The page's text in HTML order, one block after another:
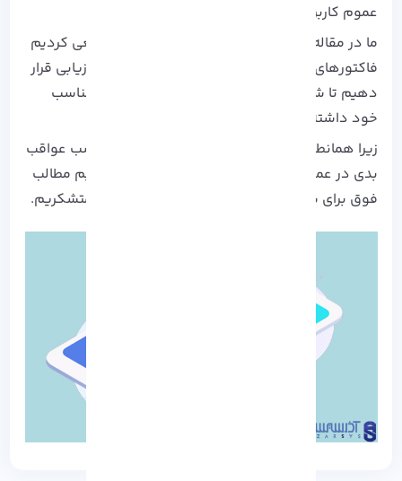
عموم کاربران با آپتایم 99% ارائه می دهد.
ما در مقاله به بررسی
پرداختیم و سعی کردیم
فاکتورهای موثر در انتخاب این کشورها را مورد ارزیابی قرار
دهیم تا شما بتوانید انتخاب درستی از دیتاسنتر مناسب
خود داشته باشید.
زیرا همانطور که گفته شد انتخاب دیتاسنتر نامناسب عواقب
بدی در عملکرد وب سایت خواهد داشت، امیدواریم مطالب
فوق برای شما مفید بوده باشد، از همراهی شما متشکریم.